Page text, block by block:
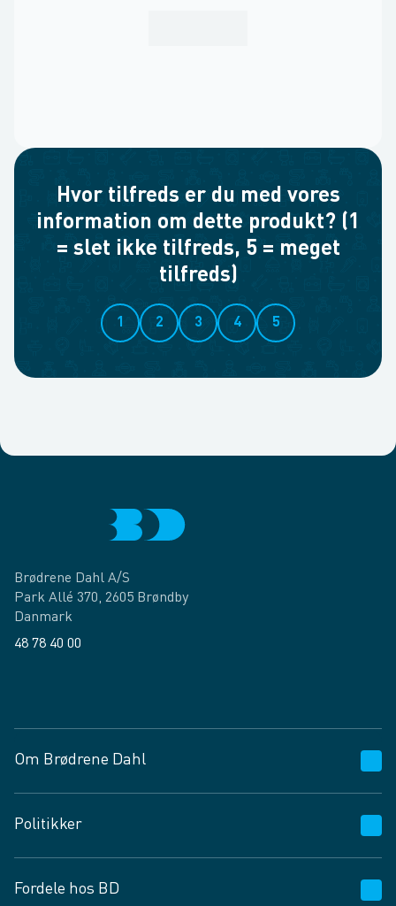
Hvor tilfreds er du med vores
information om dette produkt? (1
= slet ikke tilfreds, 5 = meget
tilfreds)
1 2 3 4 5
Brødrene Dahl A/S
Park Allé 370, 2605 Brøndby
Danmark
48 78 40 00
Om Brødrene Dahl
Vagttelefon 30 10 89 89
Spørgsmål og svar
Job og karriere
Politikker
Privatlivspolitik
Fordele hos BD